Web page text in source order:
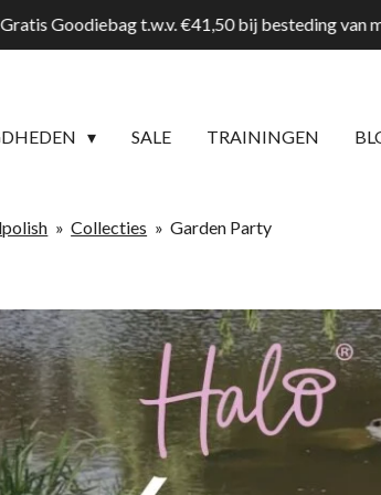
Goodiebag t.w.v. €41,50 bij besteding van
SALE TRAININGEN
» Collecties » Garden Party